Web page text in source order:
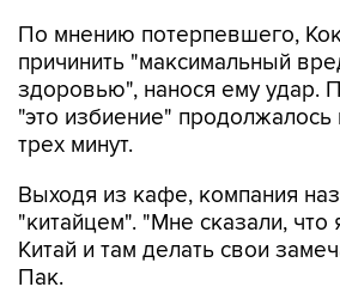
По мнению потерпевшего,
причинить "максимальный
здоровью", нанося ему удар.
"это избиение" продолжалось
трех минут.
Выходя из кафе, компания
"китайцем". "Мне сказали, что
Китай и там делать свои
Пак.